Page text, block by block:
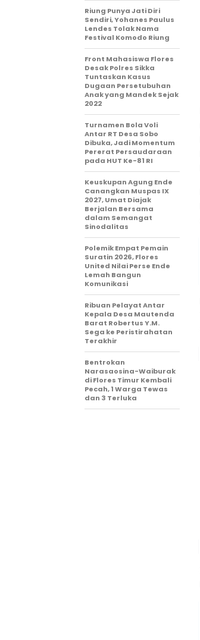
Riung Punya Jati Diri
Sendiri, Yohanes Paulus
Lendes Tolak Nama
Festival Komodo Riung
Front Mahasiswa Flores
Desak Polres Sikka
Tuntaskan Kasus
Dugaan Persetubuhan
Anak yang Mandek Sejak
2022
Turnamen Bola Voli
Antar RT Desa Sobo
Dibuka, Jadi Momentum
Pererat Persaudaraan
pada HUT Ke-81 RI
Keuskupan Agung Ende
Canangkan Muspas IX
2027, Umat Diajak
Berjalan Bersama
dalam Semangat
Sinodalitas
Polemik Empat Pemain
Suratin 2026, Flores
United Nilai Perse Ende
Lemah Bangun
Komunikasi
Ribuan Pelayat Antar
Kepala Desa Mautenda
Barat Robertus Y.M.
Sega ke Peristirahatan
Terakhir
Bentrokan
Narasaosina-Waiburak
di Flores Timur Kembali
Pecah, 1 Warga Tewas
dan 3 Terluka